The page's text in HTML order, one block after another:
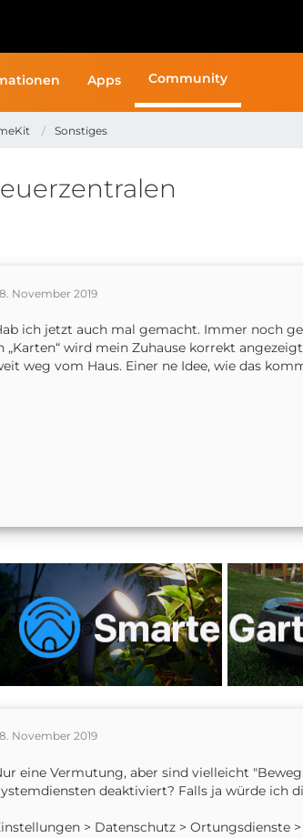
Apps Community
Sonstiges
November 2019
ich jetzt auch mal gemacht. Immer noch
„Karten“ wird mein Zuhause korrekt
weg vom Haus. Einer ne Idee, wie das
November 2019
eine Vermutung, aber sind vielleicht
deaktiviert? Falls ja würde ich
> Datenschutz > Ortungsdienste